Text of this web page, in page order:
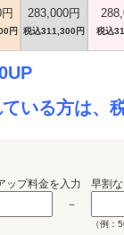
円
283,000円
税込311,300円 税込
いる方は、
ップ料金を入力
－
早割
（例：